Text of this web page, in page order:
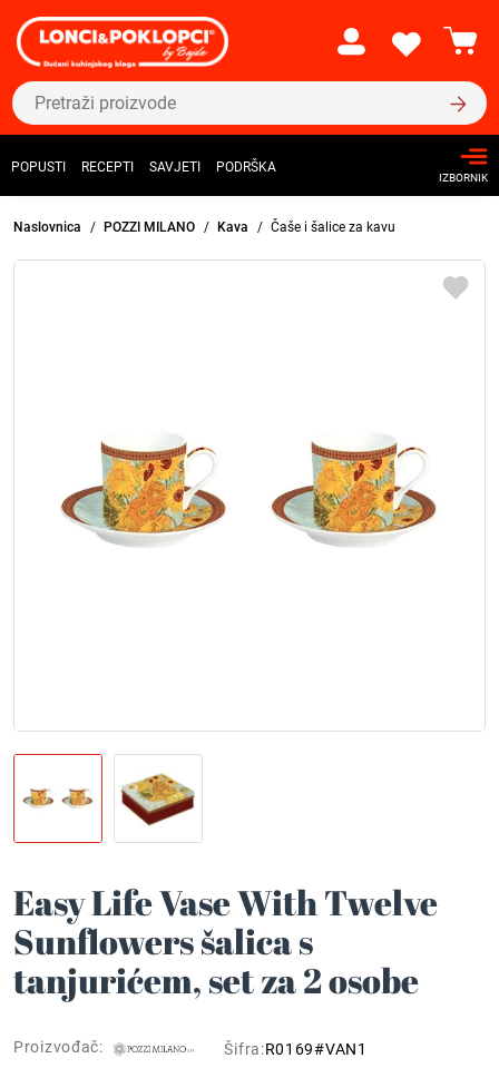
POPUSTI RECEPTI SAVJETI PODRŠKA
IZBORNIK
Naslovnica POZZI MILANO Kava Čaše i šalice za kavu
Easy Life Vase With Twelve
Sunflowers šalica s
tanjurićem, set za 2 osobe
Proizvođač: Šifra:R0169#VAN1